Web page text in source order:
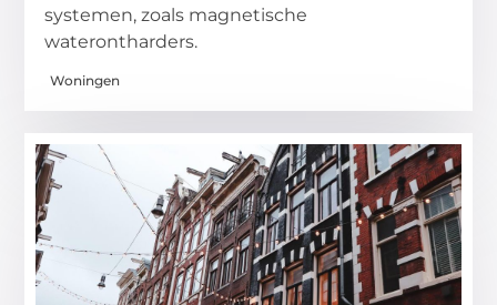
systemen, zoals magnetische
waterontharders.
Woningen